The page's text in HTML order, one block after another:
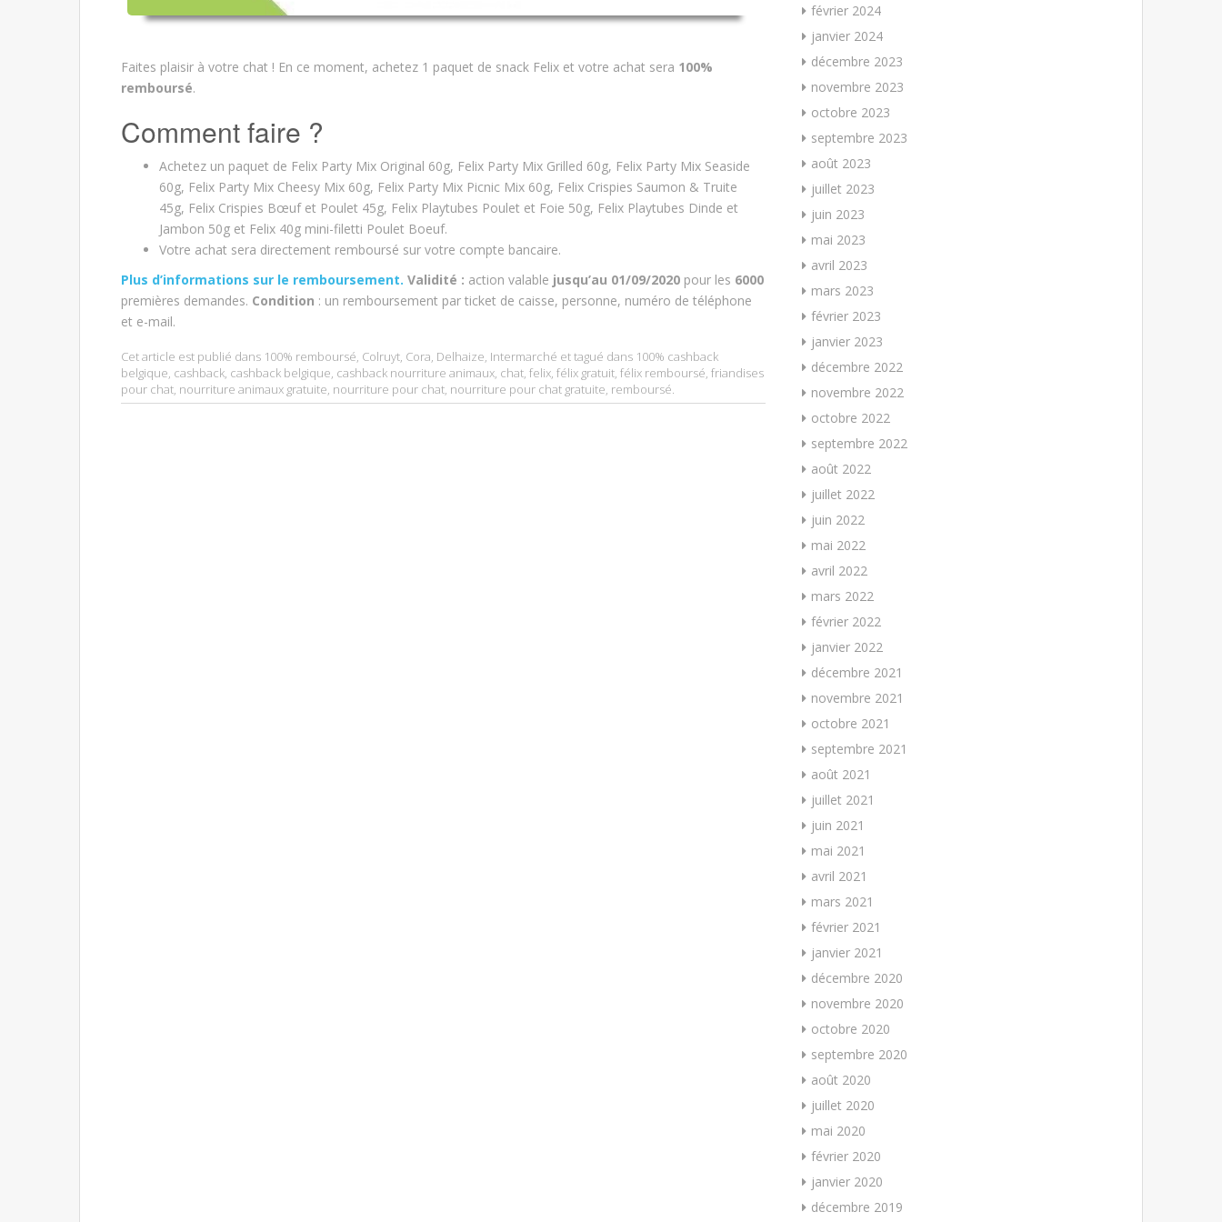
Faites plaisir à votre chat ! En ce moment, achetez 1 paquet de snack Felix et votre achat sera 100%
remboursé.
Comment faire ?
Achetez un paquet de Felix Party Mix Original 60g, Felix Party Mix Grilled 60g, Felix Party Mix Seaside
60g, Felix Party Mix Cheesy Mix 60g, Felix Party Mix Picnic Mix 60g, Felix Crispies Saumon & Truite
45g, Felix Crispies Bœuf et Poulet 45g, Felix Playtubes Poulet et Foie 50g, Felix Playtubes Dinde et
Jambon 50g et Felix 40g mini-filetti Poulet Boeuf.
Votre achat sera directement remboursé sur votre compte bancaire.
Plus d’informations sur le remboursement. Validité : action valable jusqu’au 01/09/2020 pour les 6000
premières demandes. Condition : un remboursement par ticket de caisse, personne, numéro de téléphone
et e-mail.
Cet article est publié dans 100% remboursé, Colruyt, Cora, Delhaize, Intermarché et tagué dans 100% cashback
belgique, cashback, cashback belgique, cashback nourriture animaux, chat, felix, félix gratuit, félix remboursé, friandises
pour chat, nourriture animaux gratuite, nourriture pour chat, nourriture pour chat gratuite, remboursé.
février 2024
janvier 2024
décembre 2023
novembre 2023
octobre 2023
septembre 2023
août 2023
juillet 2023
juin 2023
mai 2023
avril 2023
mars 2023
février 2023
janvier 2023
décembre 2022
novembre 2022
octobre 2022
septembre 2022
août 2022
juillet 2022
juin 2022
mai 2022
avril 2022
mars 2022
février 2022
janvier 2022
décembre 2021
novembre 2021
octobre 2021
septembre 2021
août 2021
juillet 2021
juin 2021
mai 2021
avril 2021
mars 2021
février 2021
janvier 2021
décembre 2020
novembre 2020
octobre 2020
septembre 2020
août 2020
juillet 2020
mai 2020
février 2020
janvier 2020
décembre 2019